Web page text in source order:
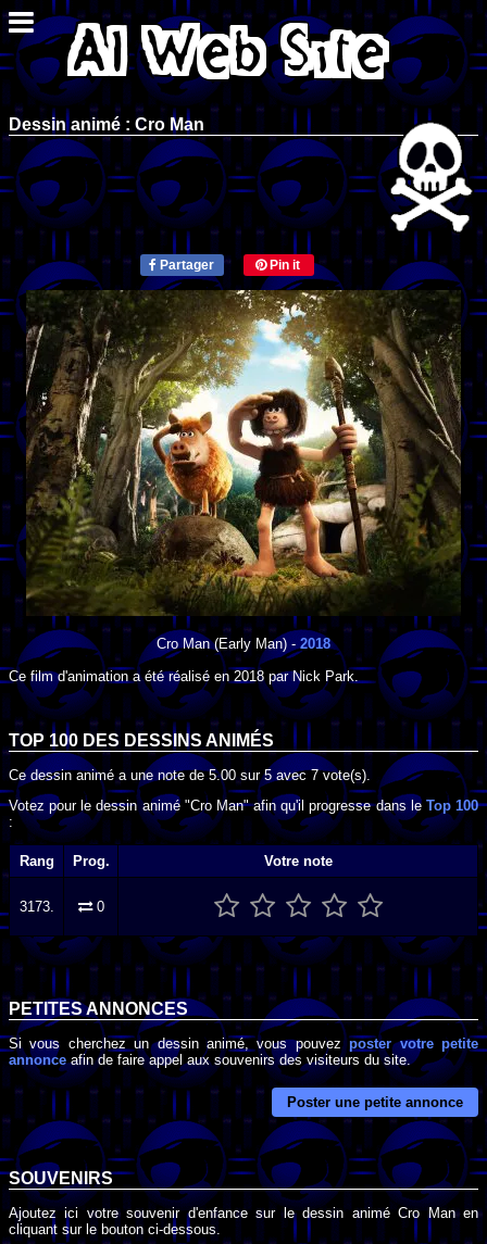
Dessin animé : Cro Man
Partager Pin it
Cro Man(Early Man) - 2018
Ce film d'animation a été réalisé en 2018 parNick Park
TOP 100 DES DESSINS ANIMÉS
Ce dessin animé a une note de5.00 sur5 avec7vote(s).
Votez pour le dessin animé "Cro Man" afin qu'il progresse dans le Top 100
:
Rang Prog. Votre note
3173. 0
PETITES ANNONCES
Si vous cherchez un dessin animé, vous pouvezposter votre petite
annonceafin de faire appel aux souvenirs des visiteurs du site.
Poster une petite annonce
SOUVENIRS
Ajoutez ici votre souvenir d'enfance sur le dessin animé Cro Man en
cliquant sur le bouton ci-dessous.